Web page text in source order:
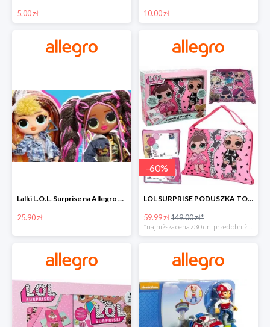
5.00 zł 10.00 zł
Lalki L.O.L. Surprise na Allegro w super cenach od 25,90 zł
25.90 zł
-60%
LOL SURPRISE PODUSZKA TOREBKA SEKRETNY SCHOWEK MP3 -59%
59.99 zł149.00 zł*
*najniższa cena z 30 dni przed obniżką